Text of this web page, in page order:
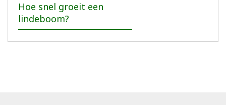
Hoe snel groeit een
lindeboom?